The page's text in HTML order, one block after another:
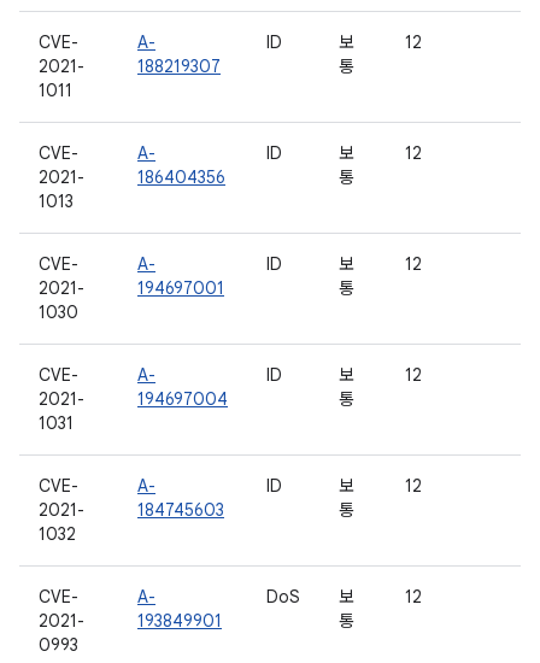
CVE-
2021-
1011
A-
188219307
ID
보
통
12
CVE-
2021-
1013
A-
186404356
ID
보
통
12
CVE-
2021-
1030
A-
194697001
ID
보
통
12
CVE-
2021-
1031
A-
194697004
ID
보
통
12
CVE-
2021-
1032
A-
184745603
ID
보
통
12
CVE-
2021-
0993
A-
193849901
DoS
보
통
12